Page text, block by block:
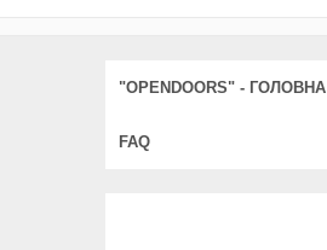
"OPENDOORS" - ГОЛОВНА
FAQ